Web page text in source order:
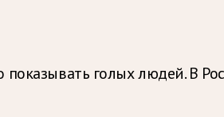
показывать голых людей. В